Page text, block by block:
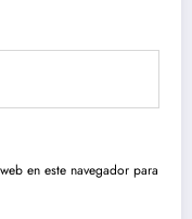
en este navegador para